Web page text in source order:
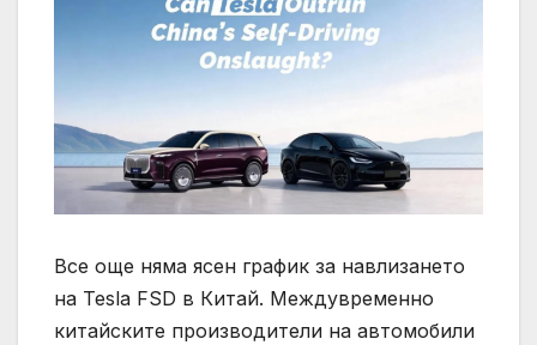
Все още няма ясен график за навлизането
на Tesla FSD в Китай. Междувременно
китайските производители на автомобили